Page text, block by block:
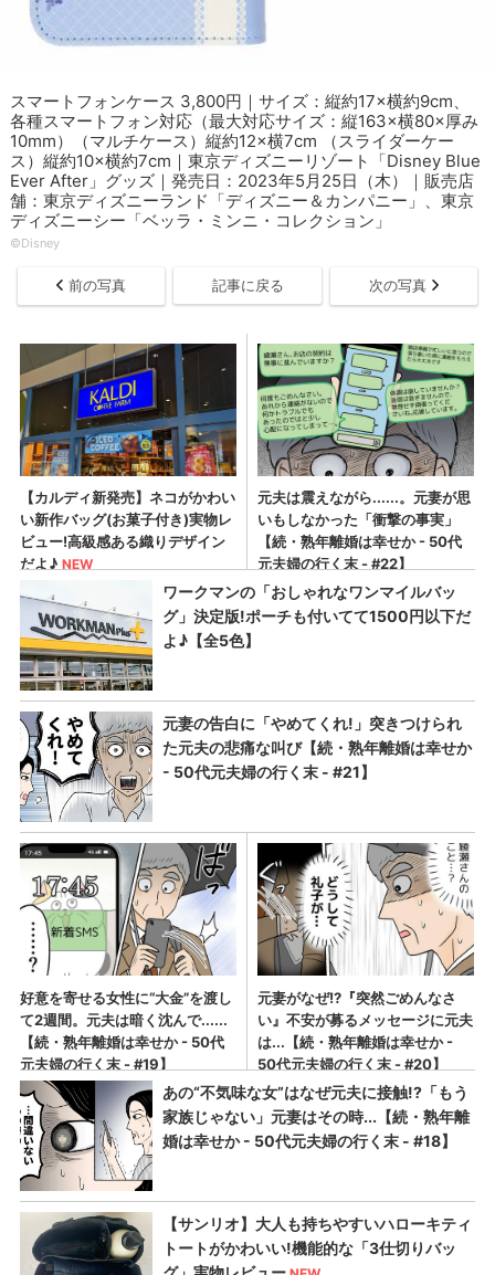
スマートフォンケース 3,800円｜サイズ：縦約17×横約9cm、
各種スマートフォン対応（最大対応サイズ：縦163×横80×厚み
10mm）（マルチケース）縦約12×横7cm （スライダーケー
ス）縦約10×横約7cm｜東京ディズニーリゾート「Disney Blue
Ever After」グッズ｜発売日：2023年5月25日（木）｜販売店
舗：東京ディズニーランド「ディズニー＆カンパニー」、東京
ディズニーシー「ベッラ・ミンニ・コレクション」
©︎Disney
前の写真 記事に戻る 次の写真